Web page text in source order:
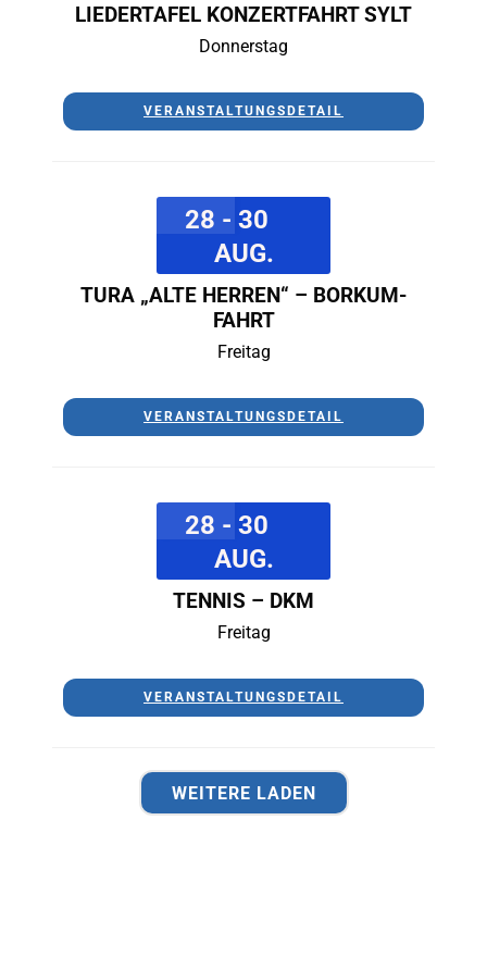
LIEDERTAFEL KONZERTFAHRT SYLT
Donnerstag
VERANSTALTUNGSDETAIL
28 - 30
AUG.
TURA „ALTE HERREN“ – BORKUM-
FAHRT
Freitag
VERANSTALTUNGSDETAIL
28 - 30
AUG.
TENNIS – DKM
Freitag
VERANSTALTUNGSDETAIL
WEITERE LADEN